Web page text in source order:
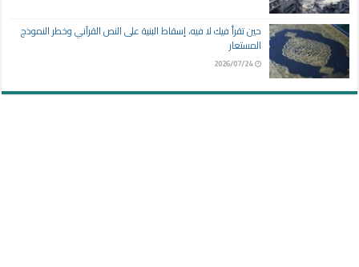
حين تقرأ فيك لا فيه، إسقاط البنية على النص القرآني وخطر النموذج
المستعار
2026/07/24